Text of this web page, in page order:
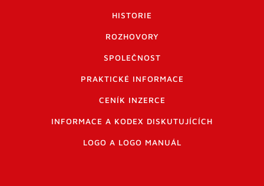
HISTORIE
ROZHOVORY
SPOLEČNOST
PRAKTICKÉ INFORMACE
CENÍK INZERCE
INFORMACE A KODEX DISKUTUJÍCÍCH
LOGO A LOGO MANUÁL